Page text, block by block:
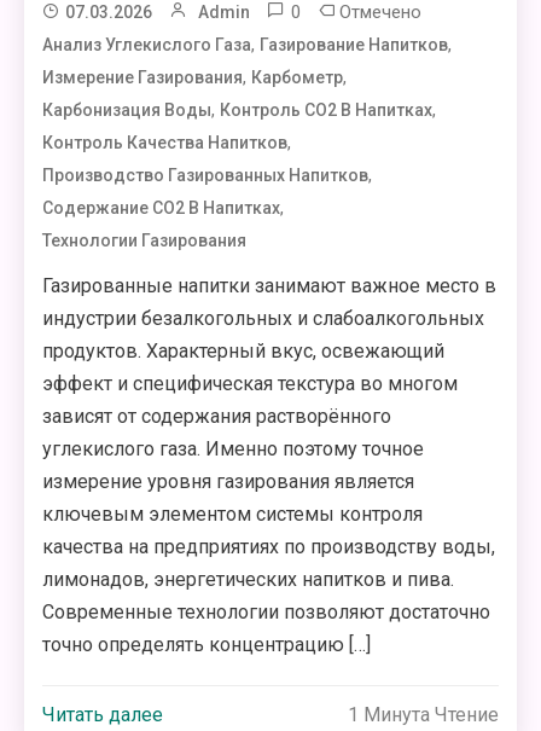
07.03.2026 Admin 0 Отмечено
Анализ Углекислого Газа, Газирование Напитков,
Измерение Газирования, Карбометр,
Карбонизация Воды, Контроль CO2 В Напитках,
Контроль Качества Напитков,
Производство Газированных Напитков,
Содержание CO2 В Напитках,
Технологии Газирования
Газированные напитки занимают важное место в
индустрии безалкогольных и слабоалкогольных
продуктов. Характерный вкус, освежающий
эффект и специфическая текстура во многом
зависят от содержания растворённого
углекислого газа. Именно поэтому точное
измерение уровня газирования является
ключевым элементом системы контроля
качества на предприятиях по производству воды,
лимонадов, энергетических напитков и пива.
Современные технологии позволяют достаточно
точно определять концентрацию […]
Читать далее 1 Минута Чтение